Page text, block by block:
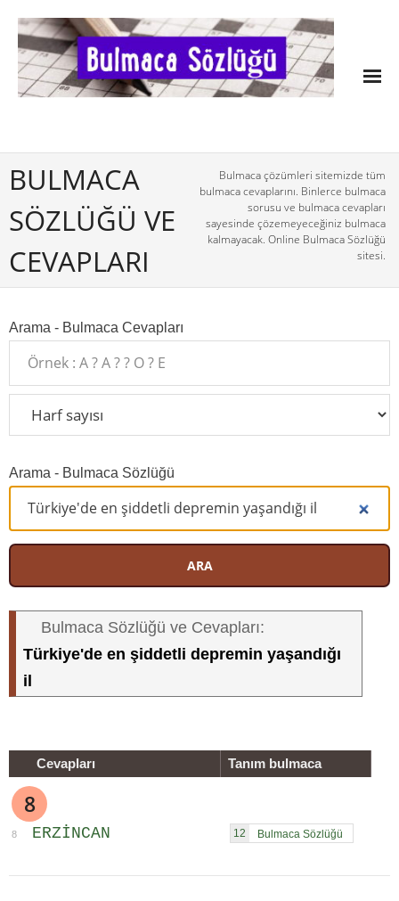
BULMACA
SÖZLÜĞÜ VE
CEVAPLARI
Bulmaca çözümleri sitemizde tüm
bulmaca cevaplarını. Binlerce bulmaca
sorusu ve bulmaca cevapları
sayesinde çözemeyeceğiniz bulmaca
kalmayacak. Online Bulmaca Sözlüğü
sitesi.
Arama - Bulmaca Cevapları
Arama - Bulmaca Sözlüğü
ARA
Bulmaca Sözlüğü ve Cevapları:
Türkiye'de en şiddetli depremin yaşandığı
il
Cevapları Tanım bulmaca
8
8 ERZINCAN 12